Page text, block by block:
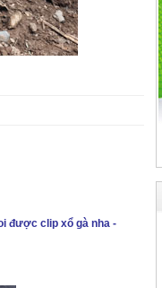
được clip xổ gà nha -